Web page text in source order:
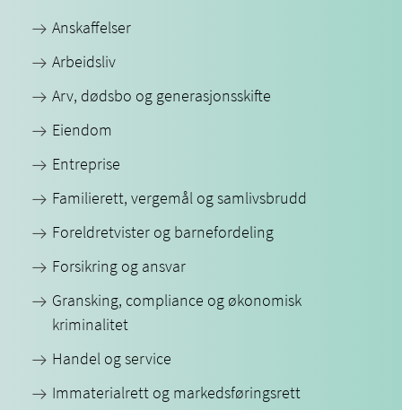
Anskaffelser
Arbeidsliv
Arv, dødsbo og generasjonsskifte
Eiendom
Entreprise
Familierett, vergemål og samlivsbrudd
Foreldretvister og barnefordeling
Forsikring og ansvar
Gransking, compliance og økonomisk
kriminalitet
Handel og service
Immaterialrett og markedsføringsrett